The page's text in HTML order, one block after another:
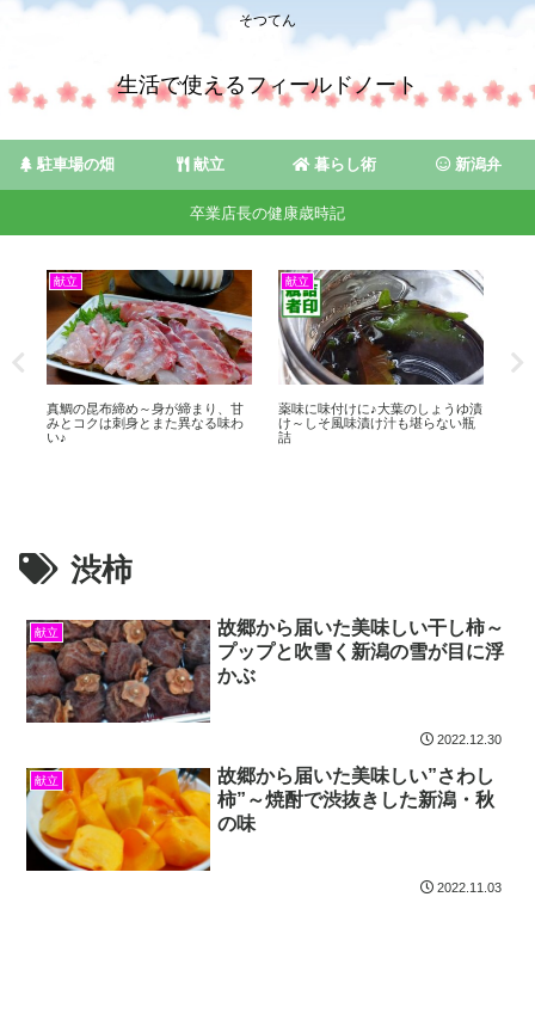
そつてん
生活で使えるフィールドノート
駐車場の畑 献立 暮らし術 新潟弁
卒業店長の健康歳時記
献立
真鯛の昆布締め～身が締まり、甘
みとコクは刺身とまた異なる味わ
い♪
献立
薬味に味付けに♪大葉のしょうゆ漬
け～しそ風味漬け汁も堪らない瓶
詰
渋柿
献立
故郷から届いた美味しい干し柿～
プップと吹雪く新潟の雪が目に浮
かぶ
2022.12.30
献立
故郷から届いた美味しい”さわし
柿”～焼酎で渋抜きした新潟・秋
の味
2022.11.03